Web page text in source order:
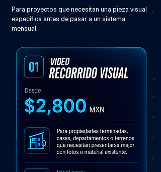
Para proyectos que necesitan una pieza visual
específica antes de pasar a un sistema
mensual.